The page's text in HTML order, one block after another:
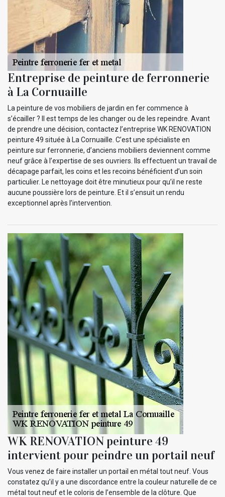
Entreprise de peinture de ferronnerie
à La Cornuaille
La peinture de vos mobiliers de jardin en fer commence à
s’écailler ? Il est temps de les changer ou de les repeindre. Avant
de prendre une décision, contactez l’entreprise WK RENOVATION
peinture 49 située à La Cornuaille. C’est une spécialiste en
peinture sur ferronnerie, d’anciens mobiliers deviennent comme
neuf grâce à l’expertise de ses ouvriers. Ils effectuent un travail de
décapage parfait, les coins et les recoins bénéficient d’un soin
particulier. Le nettoyage doit être minutieux pour qu’il ne reste
aucune poussière lors de peinture. Et il s’ensuit un rendu
exceptionnel après l’intervention.
WK RENOVATION peinture 49
intervient pour peindre un portail neuf
Vous venez de faire installer un portail en métal tout neuf. Vous
constatez qu’il y a une discordance entre la couleur naturelle de ce
métal tout neuf et le coloris de l’ensemble de la clôture. Que